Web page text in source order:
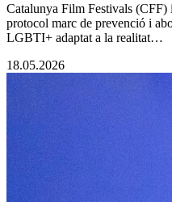
Catalunya Film Festivals (CFF)
protocol marc de prevenció i
LGBTI+ adaptat a la realitat…
18.05.2026